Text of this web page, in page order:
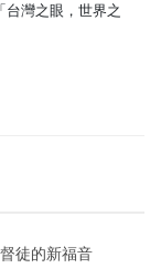
灣之眼，世界之
徒的新福音